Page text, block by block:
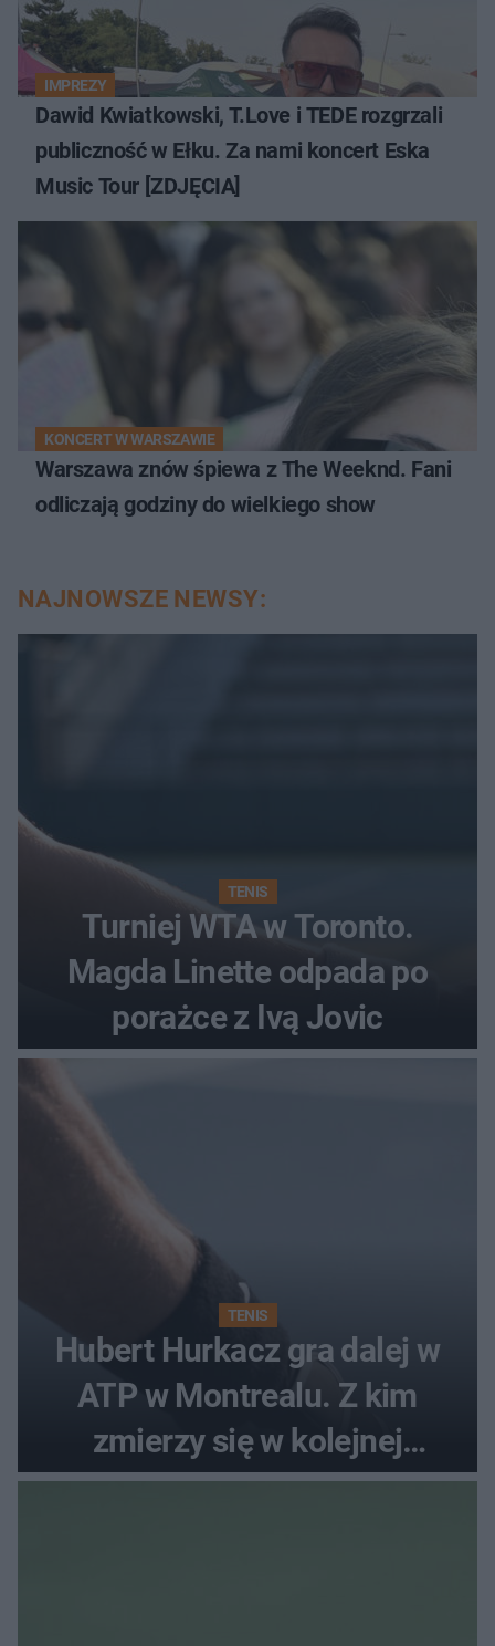
IMPREZY
Dawid Kwiatkowski, T.Love i TEDE rozgrzali
publiczność w Ełku. Za nami koncert Eska
Music Tour [ZDJĘCIA]
KONCERT W WARSZAWIE
Warszawa znów śpiewa z The Weeknd. Fani
odliczają godziny do wielkiego show
NAJNOWSZE NEWSY:
TENIS
Turniej WTA w Toronto.
Magda Linette odpada po
porażce z Ivą Jovic
TENIS
Hubert Hurkacz gra dalej w
ATP w Montrealu. Z kim
zmierzy się w kolejnej
rundzie?